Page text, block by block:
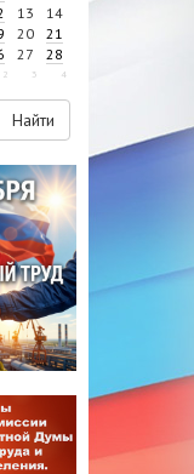
13
14
20
21
27
28
2 3 4
Найти